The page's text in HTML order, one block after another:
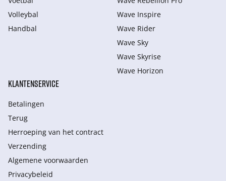
Volleybal
Handbal
Wave Inspire
Wave Rider
Wave Sky
Wave Skyrise
Wave Horizon
KLANTENSERVICE
Betalingen
Terug
Herroeping van het contract
Verzending
Algemene voorwaarden
Privacybeleid